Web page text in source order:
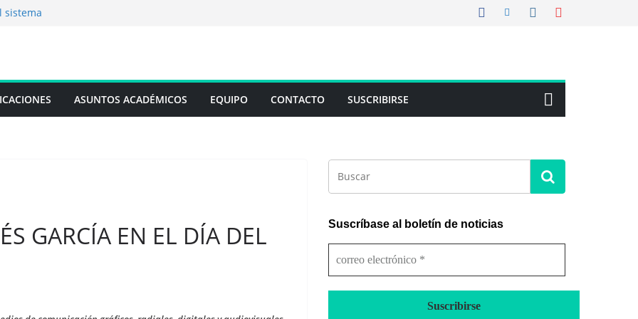
sistema
cognitivos
El Analista
ASUNTOS ACADÉMICOS EQUIPO CONTACTO SUSCRIBIRSE
GARCÍA EN EL DÍA DEL
Suscríbase al boletín de noticias
r
r
e